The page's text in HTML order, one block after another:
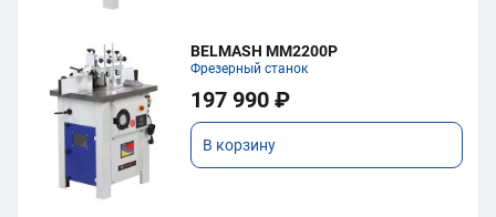
BELMASH MM2200P
Фрезерный станок
197 990 ₽
В корзину